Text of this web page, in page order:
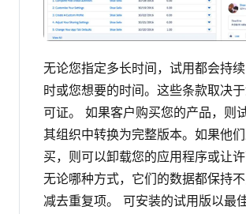
无论您指定多长时间，试用都会持
时或您想要的时间。这些条款取决
可证。
如果客户购买您的产品，则
其组织中转换为完整版本。如果他
买，则可以卸载您的应用程序或让许
无论哪种方式，它们的数据都保持
减去重复项。
可安装的试用版以最